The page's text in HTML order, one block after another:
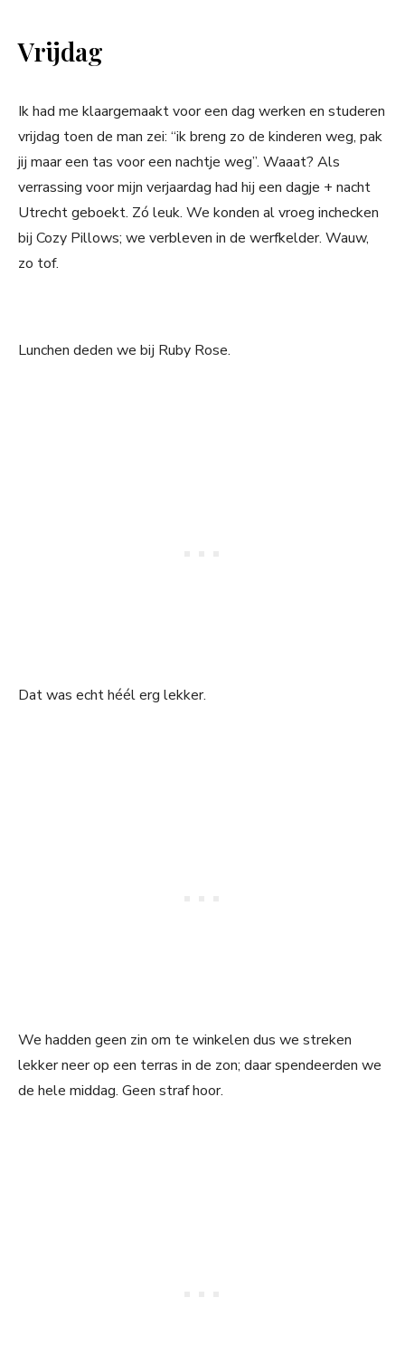
Vrijdag
Ik had me klaargemaakt voor een dag werken en studeren
vrijdag toen de man zei: “ik breng zo de kinderen weg, pak
jij maar een tas voor een nachtje weg”. Waaat? Als
verrassing voor mijn verjaardag had hij een dagje + nacht
Utrecht geboekt. Zó leuk. We konden al vroeg inchecken
bij Cozy Pillows; we verbleven in de werfkelder. Wauw,
zo tof.
Lunchen deden we bij Ruby Rose.
Dat was echt héél erg lekker.
We hadden geen zin om te winkelen dus we streken
lekker neer op een terras in de zon; daar spendeerden we
de hele middag. Geen straf hoor.